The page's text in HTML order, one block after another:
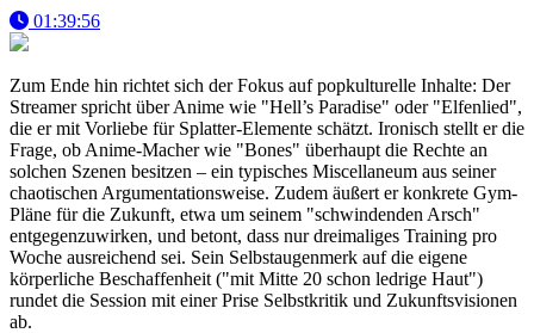
01:39:56
Zum Ende hin richtet sich der Fokus auf popkulturelle Inhalte: Der
Streamer spricht über Anime wie "Hell’s Paradise" oder "Elfenlied",
die er mit Vorliebe für Splatter-Elemente schätzt. Ironisch stellt er die
Frage, ob Anime-Macher wie "Bones" überhaupt die Rechte an
solchen Szenen besitzen – ein typisches Miscellaneum aus seiner
chaotischen Argumentationsweise. Zudem äußert er konkrete Gym-
Pläne für die Zukunft, etwa um seinem "schwindenden Arsch"
entgegenzuwirken, und betont, dass nur dreimaliges Training pro
Woche ausreichend sei. Sein Selbstaugenmerk auf die eigene
körperliche Beschaffenheit ("mit Mitte 20 schon ledrige Haut")
rundet die Session mit einer Prise Selbstkritik und Zukunftsvisionen
ab.